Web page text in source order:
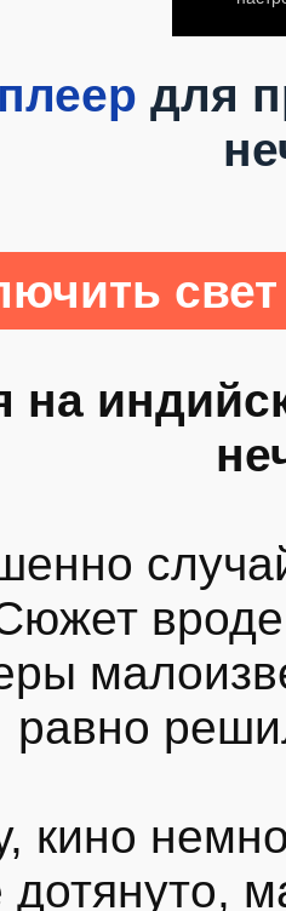
для
на
вроде
равно
кино
дотянуто,